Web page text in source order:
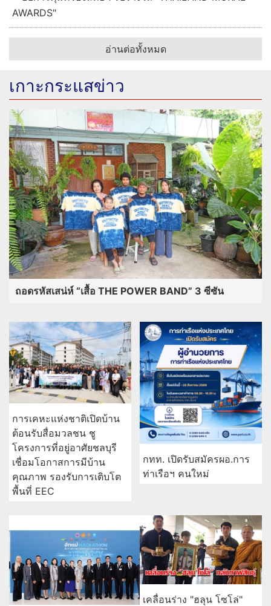
AWARDS"
อ่านต่อทั้งหมด
เกาะกระแสข่าว
ถอดรหัสเสน่ห์ “เสื้อ THE POWER BAND” 3 ซีซัน
การเคหะแห่งชาติเปิดบ้าน
ต้อนรับสื่อมวลชน ชู
โครงการที่อยู่อาศัยชลบุรี
เชื่อมโอกาสการมีบ้าน
คุณภาพ รองรับการเติบโต
พื้นที่ EEC
กทท. เปิดรับสมัครผอ.การ
ท่าเรือฯ คนใหม่
เคลื่อนร่าง "ฮลุน โซโล่"